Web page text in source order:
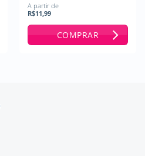
A partir de
R$11,99
COMPRAR